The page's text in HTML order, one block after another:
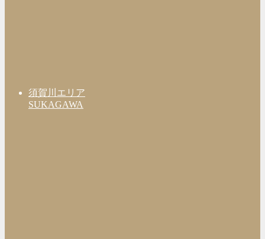
須賀川エリア
SUKAGAWA